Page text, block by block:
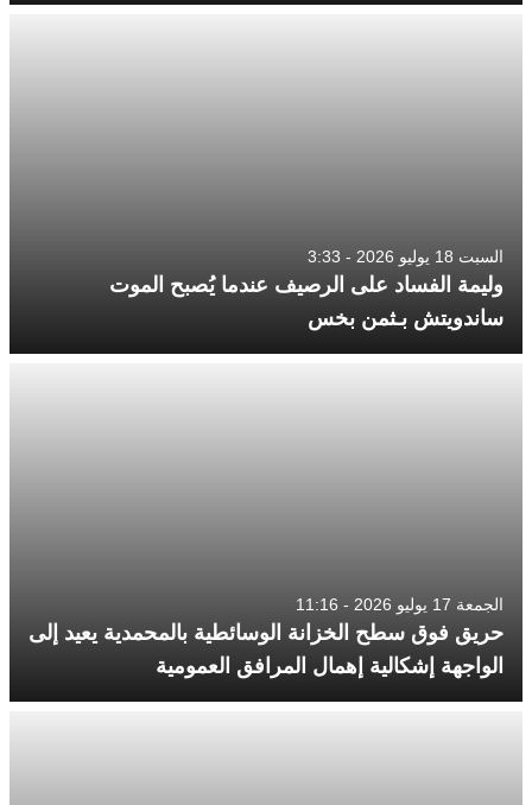
السبت 18 يوليو 2026 - 3:33
وليمة الفساد على الرصيف عندما يُصبح الموت
ساندويتش بـثمن بخس
الجمعة 17 يوليو 2026 - 11:16
حريق فوق سطح الخزانة الوسائطية بالمحمدية يعيد إلى
الواجهة إشكالية إهمال المرافق العمومية